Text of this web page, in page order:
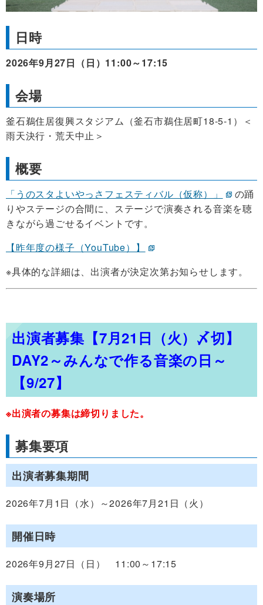
日時
2026年9月27日（日）11:00～17:15
会場
釜石鵜住居復興スタジアム（釜石市鵜住居町18-5-1）＜
雨天決行・荒天中止＞
概要
「うのスタよいやっさフェスティバル（仮称）」
の踊
りやステージの合間に、ステージで演奏される音楽を聴
きながら過ごせるイベントです。
【昨年度の様子（YouTube）】
※具体的な詳細は、出演者が決定次第お知らせします。
出演者募集【7月21日（火）〆切】
DAY2～みんなで作る音楽の日～
【9/27】
※出演者の募集は締切りました。
募集要項
出演者募集期間
2026年7月1日（水）～2026年7月21日（火）
開催日時
2026年9月27日（日） 11:00～17:15
演奏場所